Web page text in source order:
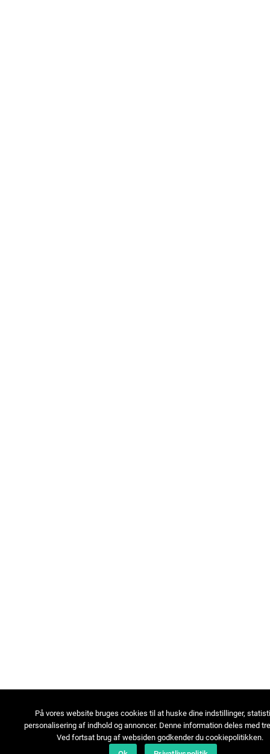
På vores website bruges cookies til at huske dine indstillinger,
personalisering af indhold og annoncer. Denne information deles med
Ved fortsat brug af websiden godkender du cookiepolitikken.